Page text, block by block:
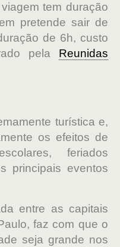
tem duração
pretende sair de
de 6h, custo
pela Reunidas
turística e,
os efeitos de
feriados
principais eventos
entre as capitais
faz com que o
seja grande nos